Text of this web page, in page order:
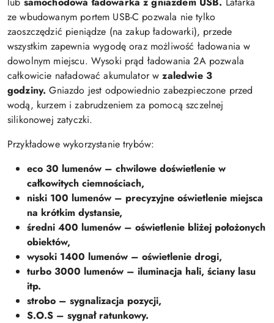
ze wbudowanym portem USB-C pozwala nie tylko
zaoszczędzić pieniądze (na zakup ładowarki), przede
wszystkim zapewnia wygodę oraz możliwość ładowania w
dowolnym miejscu. Wysoki prąd ładowania 2A pozwala
całkowicie naładować akumulator w zaledwie 3
godziny. Gniazdo jest odpowiednio zabezpieczone przed
wodą, kurzem i zabrudzeniem za pomocą szczelnej
silikonowej zatyczki.
Przykładowe wykorzystanie trybów:
eco 30 lumenów – chwilowe doświetlenie w
całkowitych ciemnościach,
niski 100 lumenów – precyzyjne oświetlenie miejsca
na krótkim dystansie,
średni 400 lumenów – oświetlenie bliżej położonych
obiektów,
wysoki 1400 lumenów – oświetlenie drogi,
turbo 3000 lumenów – iluminacja hali, ściany lasu
itp.
strobo – sygnalizacja pozycji,
S.O.S – sygnał ratunkowy.